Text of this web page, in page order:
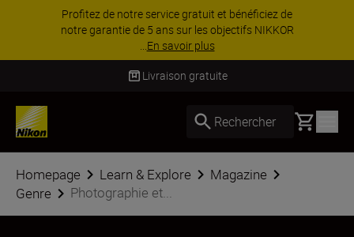
Profitez de notre service gratuit et bénéficiez de
notre garantie de 5 ans sur les objectifs NIKKOR
...En savoir plus
Livraison gratuite
Rechercher Basket
Homepage Learn & Explore
Magazine
Genre
Photographie et...